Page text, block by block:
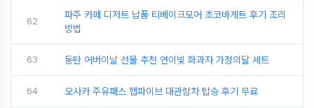
62
파주 카페 디저트 납품 티베이크모어 초코바게트 후기 조리
방법
63 동탄 어버이날 선물 추천 연이빛 화과자 가정의달 세트
64 오사카 주유패스 햅파이브 대관람차 탑승 후기 무료